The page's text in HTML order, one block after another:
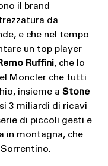
il brand
da
e che nel tempo
un top player
Ruffini, che lo
Moncler che tutti
insieme a Stone
3 miliardi di ricavi
di piccoli gesti e
in montagna, che